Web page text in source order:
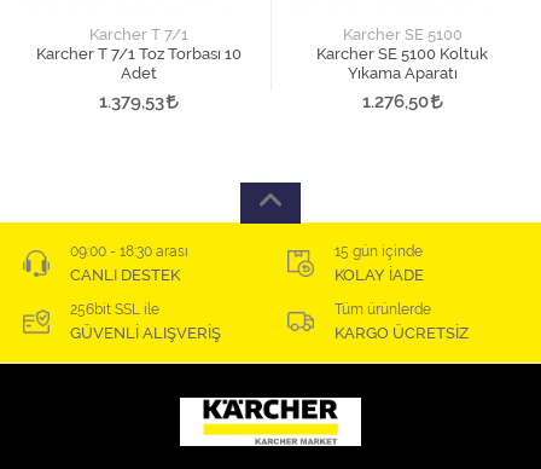
Karcher T 7/1
Karcher T 7/1 Toz Torbası 10
Adet
1.379,53
Karcher SE 5100
Karcher SE 5100 Koltuk
Yıkama Aparatı
1.276,50
09:00 - 18:30 arası
CANLI DESTEK
15 gün içinde
KOLAY İADE
256bit SSL ile
GÜVENLİ ALIŞVERİŞ
Tüm ürünlerde
KARGO ÜCRETSİZ